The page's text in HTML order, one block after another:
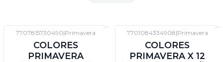
-12%DTO
7707815730490|Primavera
COLORES
PRIMAVERA
-12% DTO
7701084334908|Primavera
COLORES
PRIMAVERA X 12